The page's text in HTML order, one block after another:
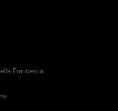
Francesca